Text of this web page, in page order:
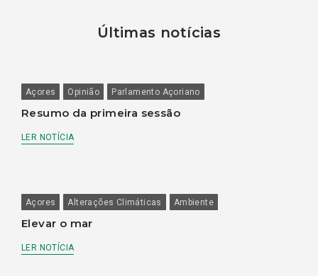
Últimas notícias
Açores Opinião Parlamento Açoriano
Resumo da primeira sessão
LER NOTÍCIA
Açores Alterações Climáticas Ambiente
Elevar o mar
LER NOTÍCIA